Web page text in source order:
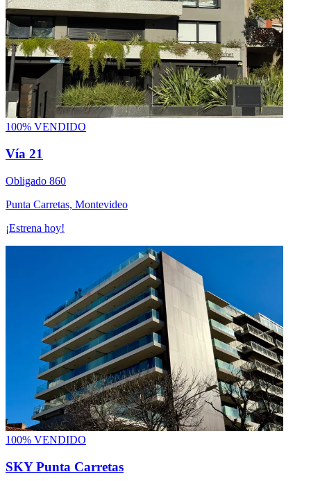
100% VENDIDO
Vía 21
Obligado 860
Punta Carretas, Montevideo
¡Estrena hoy!
100% VENDIDO
SKY Punta Carretas